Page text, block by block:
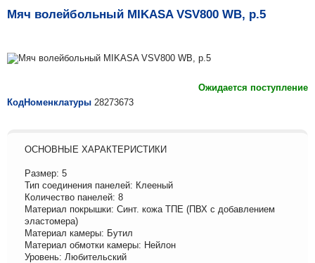
Мяч волейбольный MIKASA VSV800 WB, р.5
Ожидается поступление
КодНоменклатуры 28273673
ОСНОВНЫЕ ХАРАКТЕРИСТИКИ
Размер: 5
Тип соединения панелей: Клееный
Количество панелей: 8
Материал покрышки: Синт. кожа TПE (ПВХ с добавлением
эластомера)
Материал камеры: Бутил
Материал обмотки камеры: Нейлон
Уровень: Любительский